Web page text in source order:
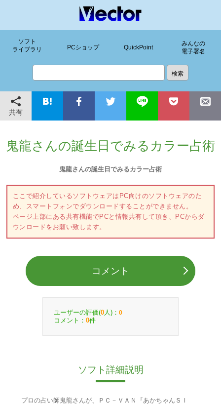
ソフト
ライブラリ
PCショップ QuickPoint
みんなの
電子署名
共有
鬼龍さんの誕生日でみるカラー占術
鬼龍さんの誕生日でみるカラー占術
ここで紹介しているソフトウェアはPC向けのソフトウェアのた
め、スマートフォンでダウンロードすることができません。
ページ上部にある共有機能でPCと情報共有して頂き、PCからダ
ウンロードをお願い致します。
コメント
ユーザーの評価(0 人)： 0
コメント： 0件
ソフト詳細説明
プロの占い師鬼龍さんが、ＰＣ－ＶＡＮ『あかちゃんＳＩ